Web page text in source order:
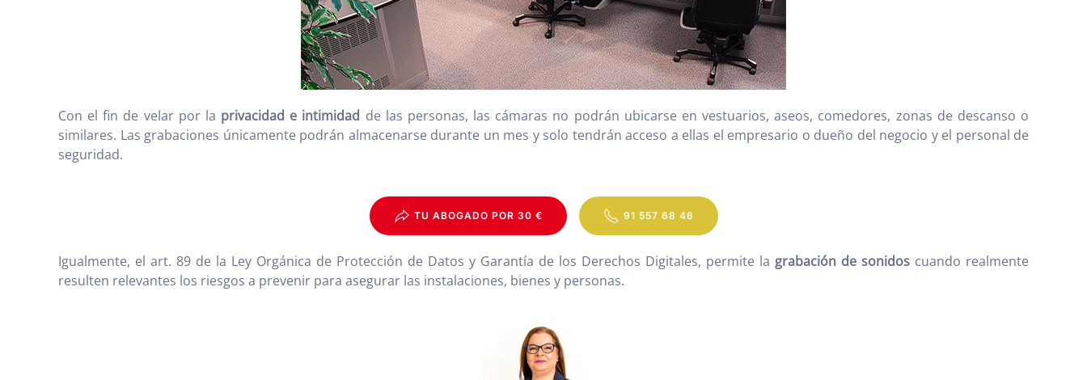
Con el fin de velar por la privacidad e intimidad de las personas, las cámaras no podrán ubicarse en vestuarios, aseos, comedores, zonas de descanso o
similares. Las grabaciones únicamente podrán almacenarse durante un mes y solo tendrán acceso a ellas el empresario o dueño del negocio y el personal de
seguridad.
TU ABOGADO POR 30 € 91 557 68 46
Igualmente, el art. 89 de la Ley Orgánica de Protección de Datos y Garantía de los Derechos Digitales, permite la grabación de sonidos cuando realmente
resulten relevantes los riesgos a prevenir para asegurar las instalaciones, bienes y personas.